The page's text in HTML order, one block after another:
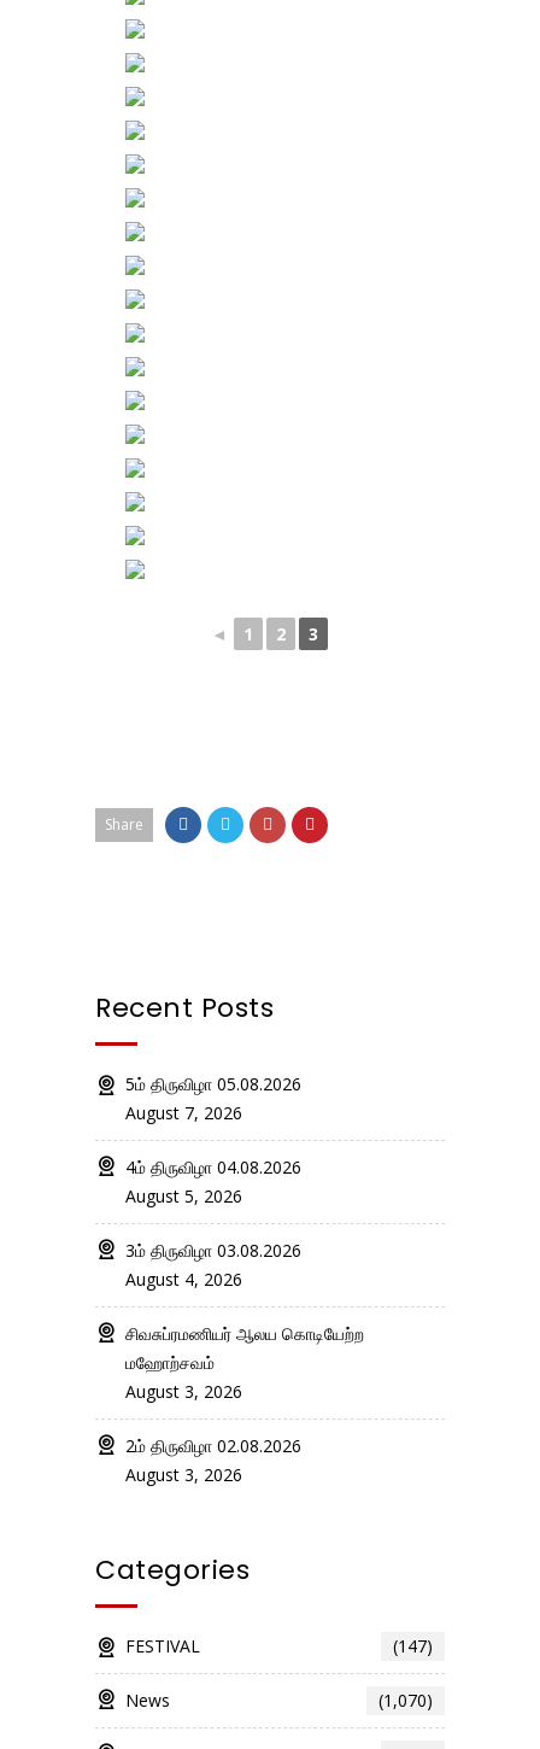
◄ 1 2 3
Share
Recent Posts
5ம் திருவிழா 05.08.2026
August 7, 2026
4ம் திருவிழா 04.08.2026
August 5, 2026
3ம் திருவிழா 03.08.2026
August 4, 2026
சிவசுப்ரமணியர் ஆலய கொடியேற்ற
மஹோற்சவம்
August 3, 2026
2ம் திருவிழா 02.08.2026
August 3, 2026
Categories
FESTIVAL (147)
News (1,070)